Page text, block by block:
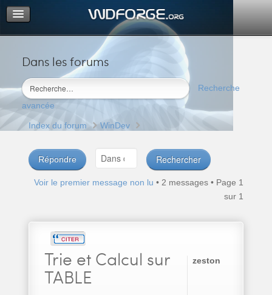
Dans les forums
Recherche
avancée
Portail
Index du forum
M’enregistrer
Connexion
Index du forum WinDev
Répondre
Voir le premier message non lu • 2 messages • Page 1
sur 1
Trie et Calcul sur
TABLE
zeston